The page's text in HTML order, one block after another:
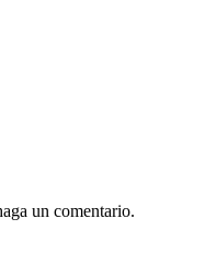
un comentario.